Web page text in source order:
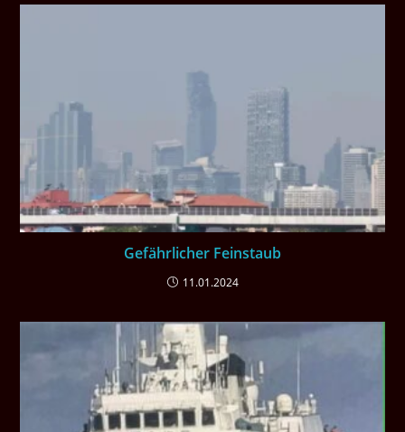
Gefährlicher Feinstaub
11.01.2024